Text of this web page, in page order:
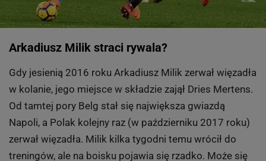
Arkadiusz Milik straci rywala?
Gdy jesienią 2016 roku Arkadiusz Milik zerwał więzadła
w kolanie, jego miejsce w składzie zajął Dries Mertens.
Od tamtej pory Belg stał się największa gwiazdą
Napoli, a Polak kolejny raz (w październiku 2017 roku)
zerwał więzadła. Milik kilka tygodni temu wrócił do
treningów, ale na boisku pojawia się rzadko. Może się